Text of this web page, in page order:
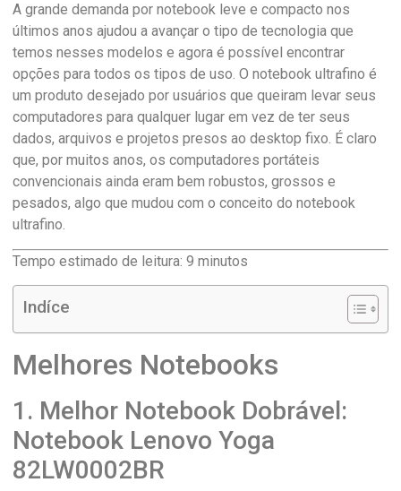
A grande demanda por notebook leve e compacto nos
últimos anos ajudou a avançar o tipo de tecnologia que
temos nesses modelos e agora é possível encontrar
opções para todos os tipos de uso. O notebook ultrafino é
um produto desejado por usuários que queiram levar seus
computadores para qualquer lugar em vez de ter seus
dados, arquivos e projetos presos ao desktop fixo. É claro
que, por muitos anos, os computadores portáteis
convencionais ainda eram bem robustos, grossos e
pesados, algo que mudou com o conceito do notebook
ultrafino.
Tempo estimado de leitura: 9 minutos
Indíce
Melhores Notebooks
1. Melhor Notebook Dobrável:
Notebook Lenovo Yoga
82LW0002BR